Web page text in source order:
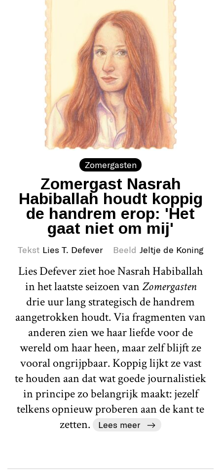
Zomergasten
Zomergast Nasrah
Habiballah houdt koppig
de handrem erop: 'Het
gaat niet om mij'
Tekst Lies T. Defever Beeld Jeltje de Koning
Lies Defever ziet hoe Nasrah Habiballah
in het laatste seizoen vanZomergasten
drie uur lang strategisch de handrem
aangetrokken houdt. Via fragmenten van
anderen zien we haar liefde voor de
wereld om haar heen, maar zelf blijft ze
vooral ongrijpbaar. Koppig lijkt ze vast
te houden aan dat wat goede journalistiek
in principe zo belangrijk maakt: jezelf
telkens opnieuw proberen aan de kant te
zetten.
Lees meer